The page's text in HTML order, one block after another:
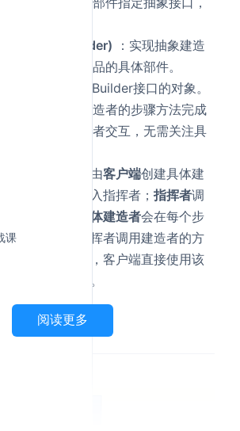
课
(ConcreteBuilder) ：实现抽象建造
法，负责创建产品的具体部件。
：是使用Builder接口的对象。
建流程，调用建造者的步骤方法完成
客户端只和指挥者交互，无需关注具
作流程如下：由客户端创建具体建
，并将建造者传入指挥者；指挥者调
步骤方法，
具体建造者会在每个步
对应部件；指挥者调用建造者的方
好的复杂对象
，客户端直接使用该
任何构建步骤。
图
阅读更多